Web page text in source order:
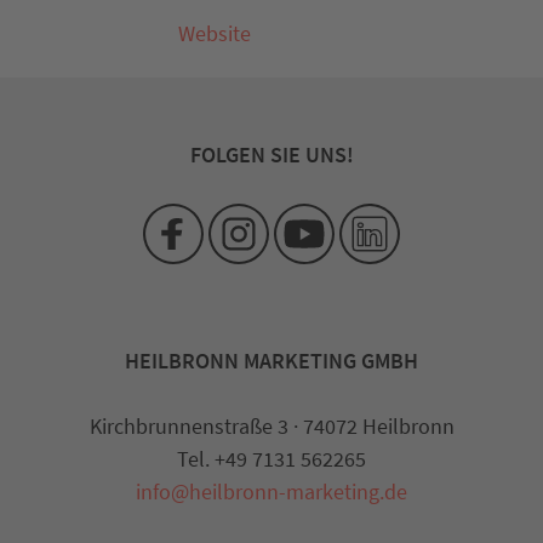
Website
FOLGEN SIE UNS!
HEILBRONN MARKETING GMBH
Kirchbrunnenstraße 3 · 74072 Heilbronn
Tel. +49 7131 562265
info@heilbronn-marketing.de